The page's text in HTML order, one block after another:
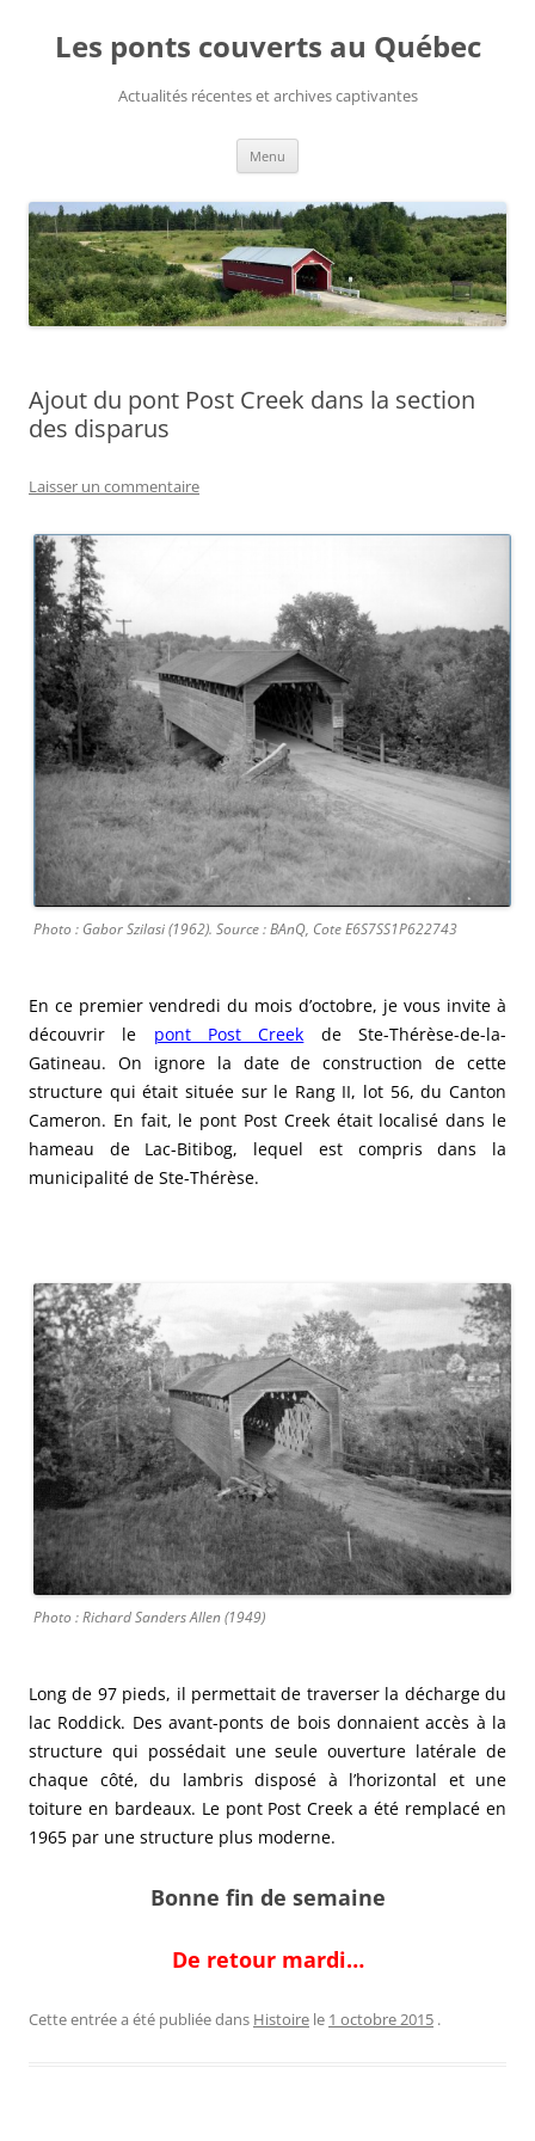
contenu
Les ponts couverts au Québec
Actualités récentes et archives captivantes
Menu
Ajout du pont Post Creek dans la section
des disparus
Laisser un commentaire
Photo : Gabor Szilasi (1962). Source : BAnQ, Cote E6S7SS1P622743
En ce premier vendredi du mois d’octobre, je vous invite à
découvrir le pont Post Creek de Ste-Thérèse-de-la-
Gatineau. On ignore la date de construction de cette
structure qui était située sur le Rang II, lot 56, du Canton
Cameron. En fait, le pont Post Creek était localisé dans le
hameau de Lac-Bitibog, lequel est compris dans la
municipalité de Ste-Thérèse.
Photo : Richard Sanders Allen (1949)
Long de 97 pieds, il permettait de traverser la décharge du
lac Roddick. Des avant-ponts de bois donnaient accès à la
structure qui possédait une seule ouverture latérale de
chaque côté, du lambris disposé à l’horizontal et une
toiture en bardeaux. Le pont Post Creek a été remplacé en
1965 par une structure plus moderne.
Bonne fin de semaine
De retour mardi…
Cette entrée a été publiée dans Histoire le 1 octobre 2015 .